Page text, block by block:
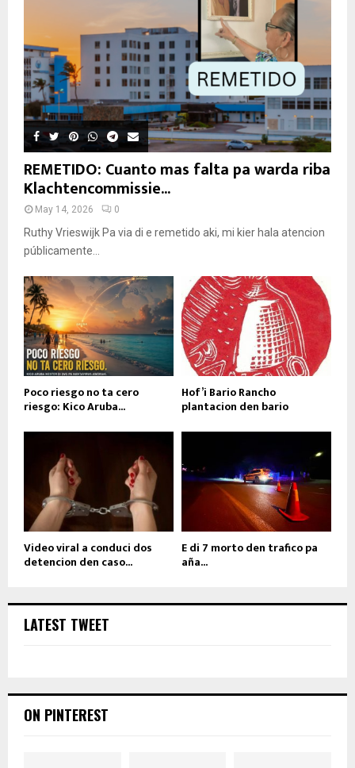
REMETIDO: Cuanto mas falta pa warda riba
Klachtencommissie...
May 14, 2026 0
Ruthy Vrieswijk Pa via di e remetido aki, mi kier hala atencion
públicamente...
Poco riesgo no ta cero
riesgo: Kico Aruba...
Hof’i Bario Rancho
plantacion den bario
Video viral a conduci dos
detencion den caso...
E di 7 morto den trafico pa
aña...
LATEST TWEET
ON PINTEREST